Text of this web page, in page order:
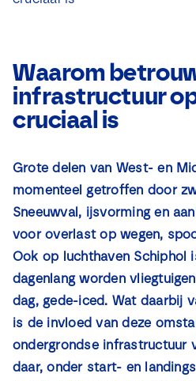
Uitdagingen
Projecten
Nieuws
Contact
Waarom
infrastructuur
cruciaal is
Grote delen van West- en
momenteel getroffen door
Sneeuwval, ijsvorming en
voor overlast op wegen,
Ook op luchthaven Schiphol
dagenlang worden
dag, gede-iced. Wat daarbij
is de invloed van deze
ondergrondse infrastructuur
daar, onder start- en